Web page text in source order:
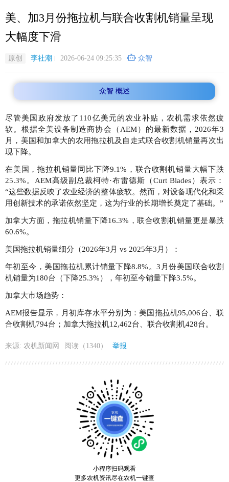
转
内
美、加3月份拖拉机与联合收割机销量呈现
大幅度下滑
原创 李社潮 2026-06-24 09:25:35 众智
众智 概述
尽管美国政府发放了110亿美元的农业补贴，农机需求依然疲
软。根据全美设备制造商协会（AEM）的最新数据，2026年3
月，美国和加拿大的农用拖拉机及自走式联合收割机销量再次出
现下降。
在美国，拖拉机销量同比下降9.1%，联合收割机销量大幅下跌
25.3%。AEM高级副总裁柯特·布雷德斯（Curt Blades）表示：
“这些数据反映了农业经济的整体疲软。然而，对设备现代化和采
用创新技术的承诺依然坚定，这为行业的长期增长奠定了基础。”
加拿大方面，拖拉机销量下降16.3%，联合收割机销量更是暴跌
60.6%。
美国拖拉机销量细分（2026年3月 vs 2025年3月）：
年初至今，美国拖拉机累计销量下降8.8%。3月份美国联合收割
机销量为180台（下降25.3%），年初至今销量下降3.5%。
加拿大市场趋势：
AEM报告显示，月初库存水平分别为：美国拖拉机95,006台、联
合收割机794台；加拿大拖拉机12,462台、联合收割机428台。
来源: 农机新闻网 阅读（1340） 举报
小程序扫码观看
更多农机资讯尽在农机一键查